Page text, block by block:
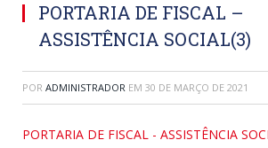
PORTARIA DE FISCAL –
ASSISTÊNCIA SOCIAL(3)
POR ADMINISTRADOR EM 30 DE MARÇO DE 2021
PORTARIA DE FISCAL - ASSISTÊNCIA